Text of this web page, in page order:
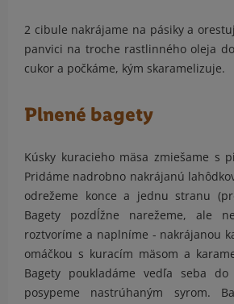
2 cibule nakrájame na pásiky a
panvici na troche rastlinného oleja
cukor a počkáme, kým skaramelizuje.
Plnené bagety
Kúsky kuracieho mäsa zmiešame s
Pridáme nadrobno nakrájanú
odrežeme konce a jednu stranu
Bagety pozdĺžne narežeme, ale
roztvoríme a naplníme - nakrájanou
omáčkou s kuracím mäsom a
Bagety poukladáme vedľa seba
posypeme nastrúhaným syrom.